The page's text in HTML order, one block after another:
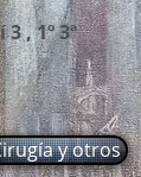
, 1º 3ª
y otros